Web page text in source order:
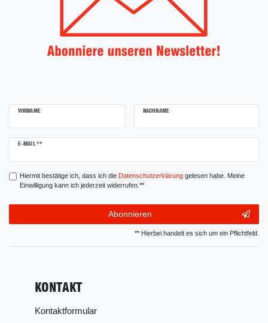
VORNAME NACHNAME
E-MAIL **
Newsletter
Hiermit bestätige ich, dass ich die Daten­schutz­erklärunggelesen habe. Meine
Einwilligung kann ich jederzeit widerrufen.**
Abonnieren
** Hierbei handelt es sich um ein Pflichtfeld.
KONTAKT
Kontaktformular